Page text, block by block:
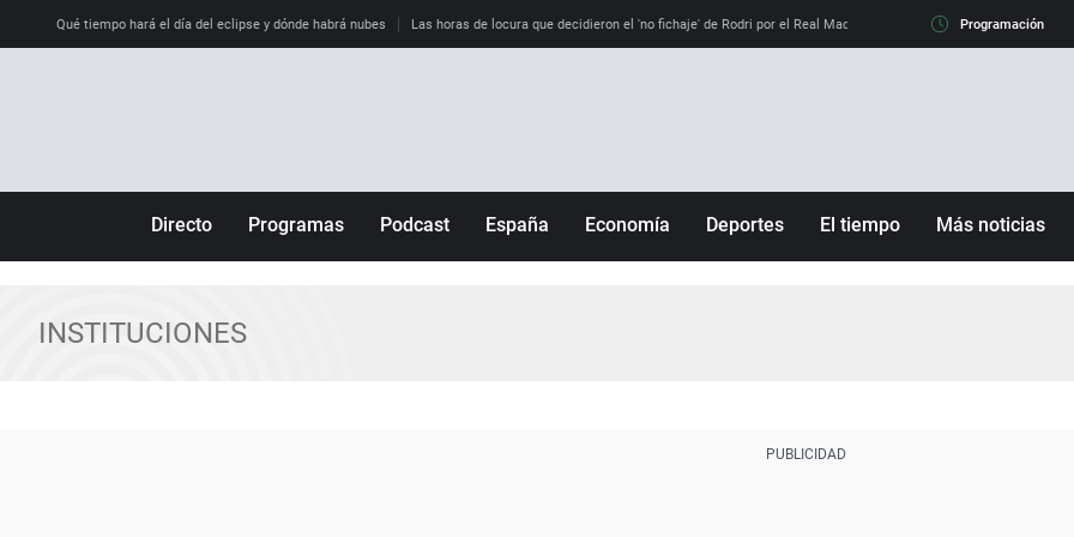
Qué tiempo hará el día del eclipse y dónde habrá nubes Las horas de locura que decidieron el 'no fichaje' de Rodri por el Real Madrid y su 'sí' al Barça La llamada
Programación
Directo Programas
Julia en la onda
Podcast España Economía Deportes El tiempo Más noticias
INSTITUCIONES